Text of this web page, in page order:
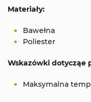
Materiały:
Bawełna
Poliester
Wskazówki dotycząe
Maksymalna